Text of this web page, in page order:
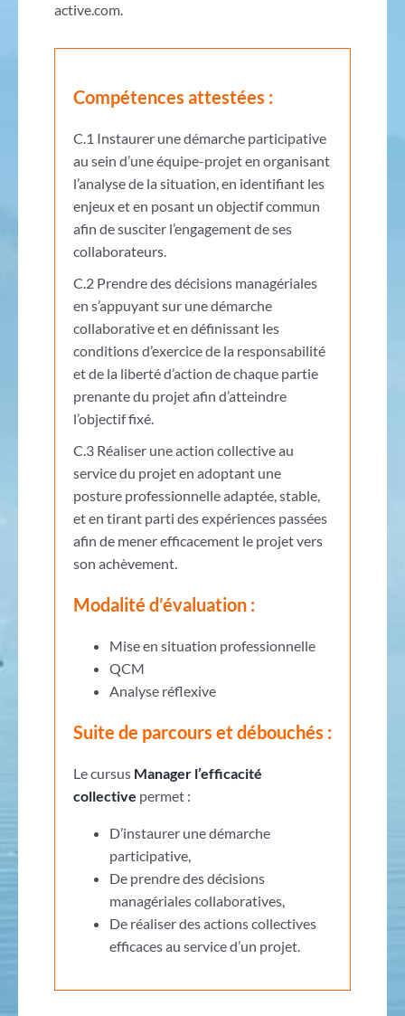
active.com.
Compétences attestées :
C.1 Instaurer une démarche participative
au sein d’une équipe-projet en organisant
l’analyse de la situation, en identifiant les
enjeux et en posant un objectif commun
afin de susciter l’engagement de ses
collaborateurs.
C.2 Prendre des décisions managériales
en s’appuyant sur une démarche
collaborative et en définissant les
conditions d’exercice de la responsabilité
et de la liberté d’action de chaque partie
prenante du projet afin d’atteindre
l’objectif fixé.
C.3 Réaliser une action collective au
service du projet en adoptant une
posture professionnelle adaptée, stable,
et en tirant parti des expériences passées
afin de mener efficacement le projet vers
son achèvement.
Modalité d’évaluation :
Mise en situation professionnelle
QCM
Analyse réflexive
Suite de parcours et débouchés :
Le cursus Manager l’efficacité
collective permet :
D’instaurer une démarche
participative,
De prendre des décisions
managériales collaboratives,
De réaliser des actions collectives
efficaces au service d’un projet.